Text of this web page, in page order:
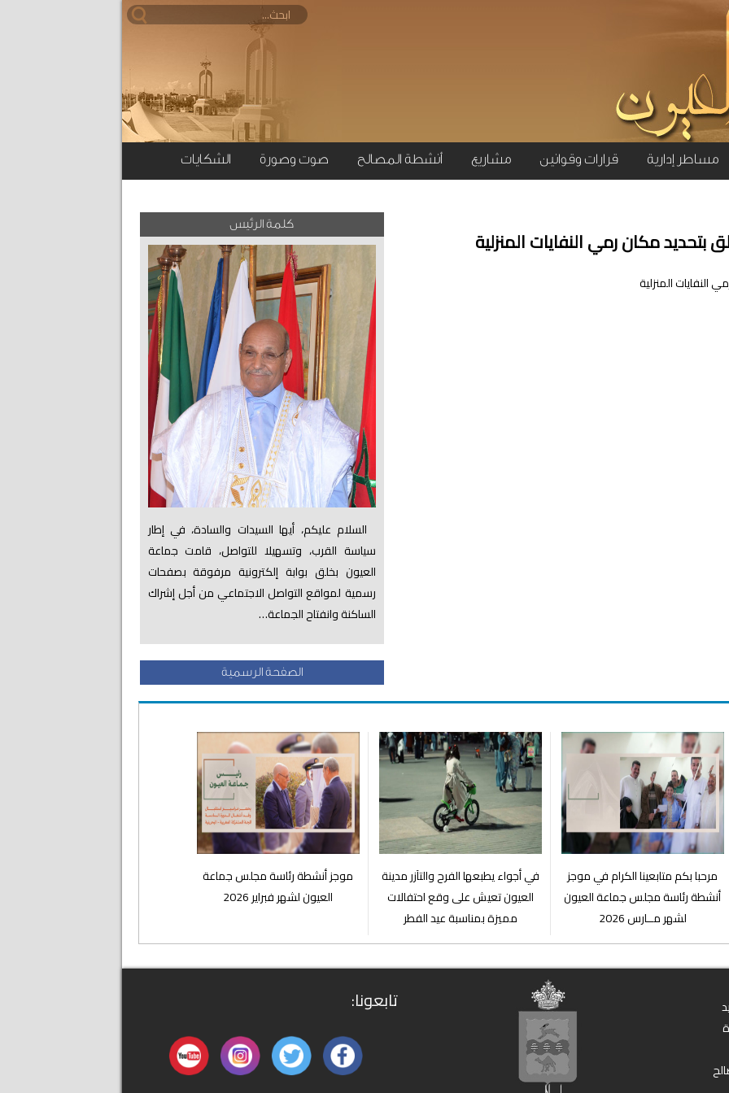
مساطر إدارية قرارات وقوانين مشاريع أنشطة المصالح صوت وصورة الشكايات
كلمة الرئيس
السلام عليكم، أيها السيدات والسادة، في إطار
سياسة القرب، وتسهيلا للتواصل، قامت جماعة
العيون بخلق بوابة إلكترونية مرفوقة بصفحات
رسمية لمواقع التواصل الاجتماعي من أجل إشراك
الساكنة وانفتاح الجماعة…
الصفحة الرسمية
مرحبا بكم متابعينا الكرام في موجز
أنشطة رئاسة مجلس جماعة العيون
لشهر مــارس 2026
في أجواء يطبعها الفرح والتآزر مدينة
العيون تعيش على وقع احتفالات
مميزة بمناسبة عيد الفطر
موجز أنشطة رئاسة مجلس جماعة
العيون لشهر فبراير 2026
تابعونا: